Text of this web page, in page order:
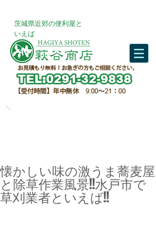
​茨城県近郊の便利屋と
いえば
懐かしい味の激うま蕎麦屋
と除草作業風景!!水戸市で
草刈業者といえば!!